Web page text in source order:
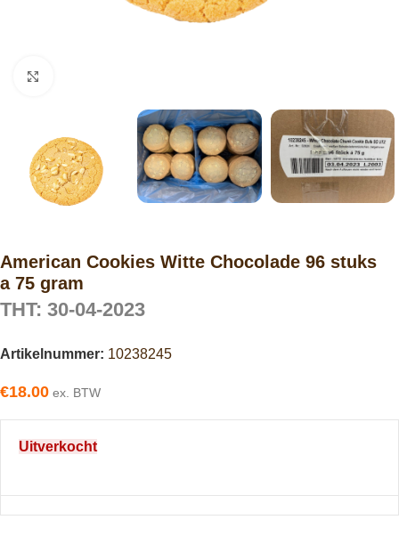
American Cookies Witte Chocolade 96 stuks
a 75 gram
THT: 30-04-2023
Artikelnummer: 10238245
€18.00 ex. BTW
Uitverkocht